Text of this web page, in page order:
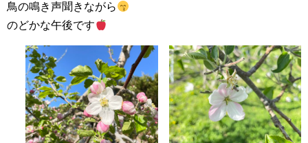
鳥の鳴き声聞きながら
のどかな午後です